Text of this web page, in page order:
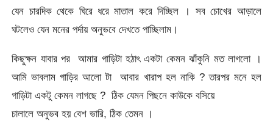
যেন চারদিক থেকে ঘিরে ধরে মাতাল করে দিচ্ছিল । সব চোখের আড়ালে
ঘটলেও যেন মনের পর্দায় অনুভবে দেখতে পাচ্ছিলাম।
কিছুক্ষন যাবার পর আমার গাড়িটা হঠাৎ একটা কেমন ঝাঁকুনি মত লাগলো ।
আমি ভাবলাম গাড়ির আলো টা আবার খারাপ হল নাকি ? তারপর মনে হল
গাড়িটা একটু কেমন লাগছে ? ঠিক যেমন পিছনে কাউকে বসিয়ে
চালালে অনুভব হয় বেশ ভারি, ঠিক তেমন ।